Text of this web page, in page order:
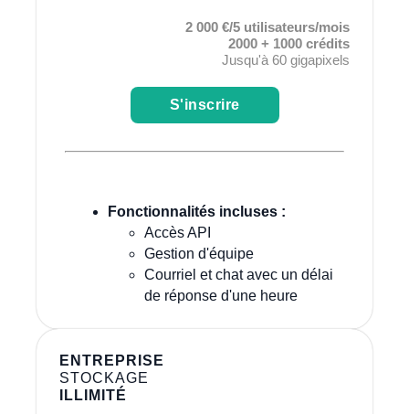
2 000 €/5 utilisateurs/mois
2000 + 1000 crédits
Jusqu'à 60 gigapixels
S'inscrire
Fonctionnalités incluses :
Accès API
Gestion d'équipe
Courriel et chat avec un délai
de réponse d'une heure
ENTREPRISE
STOCKAGE
ILLIMITÉ